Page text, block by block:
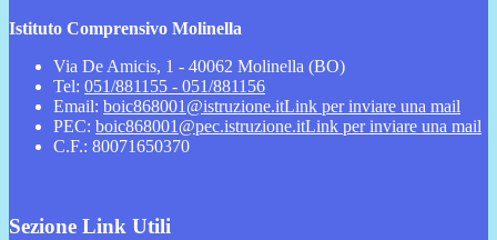
Istituto Comprensivo Molinella
Via De Amicis, 1 - 40062 Molinella (BO)
Tel: 051/881155 - 051/881156
Email: boic868001@istruzione.itLink per inviare una mail
PEC: boic868001@pec.istruzione.itLink per inviare una mail
C.F.: 80071650370
Sezione Link Utili